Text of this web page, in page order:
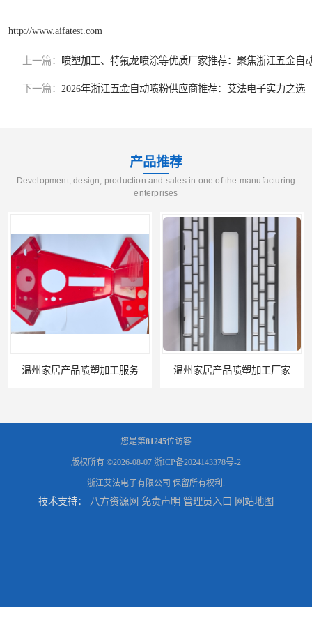
http://www.aifatest.com
上一篇： 喷塑加工、特氟龙喷涂等优质厂家推荐：聚焦浙江五金自
下一篇： 2026年浙江五金自动喷粉供应商推荐：艾法电子实力之选
产品推荐
Development, design, production and sales in one of the manufacturing
enterprises
温州家居产品喷塑加工服务 温州家居产品喷塑加工厂家
您是第81245位访客
版权所有 ©2026-08-07 浙ICP备2024143378号-2
浙江艾法电子有限公司 保留所有权利.
技术支持： 八方资源网 免责声明 管理员入口 网站地图